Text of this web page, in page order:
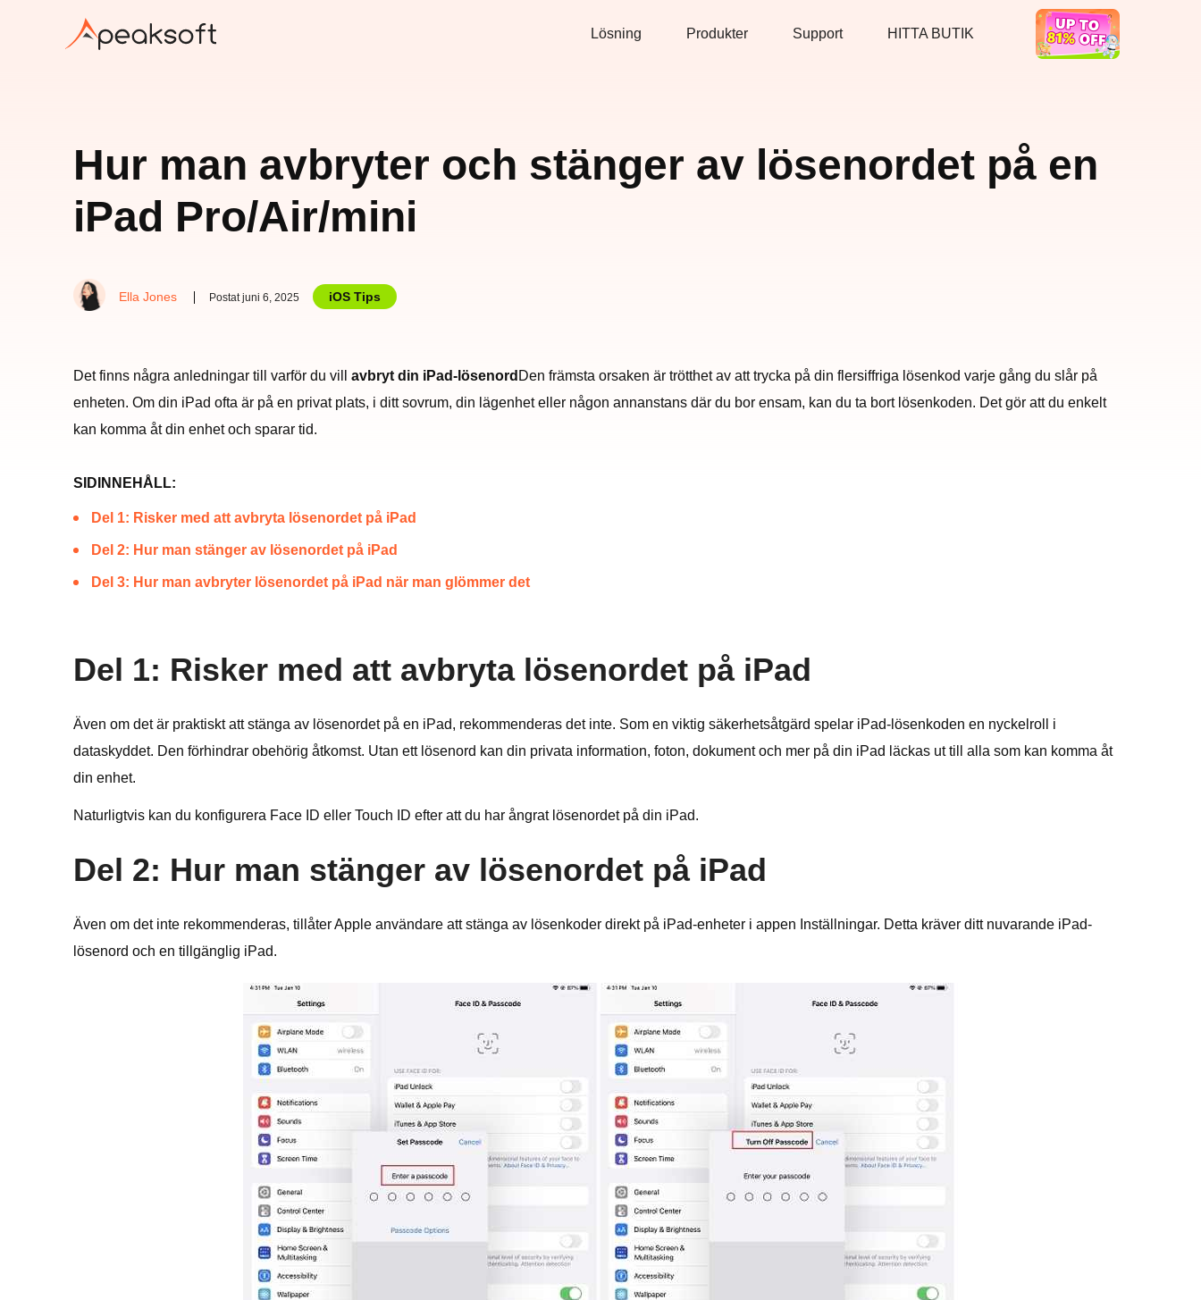
Lösning Produkter Support HITTA BUTIK
Hot Deal
Hur man avbryter och stänger av lösenordet på en
iPad Pro/Air/mini
Ella Jones Postat juni 6, 2025 iOS Tips
Det finns några anledningar till varför du vill avbryt din iPad-lösenord Den främsta orsaken är trötthet av att trycka på din flersiffriga lösenkod varje gång du slår på
enheten. Om din iPad ofta är på en privat plats, i ditt sovrum, din lägenhet eller någon annanstans där du bor ensam, kan du ta bort lösenkoden. Det gör att du enkelt
kan komma åt din enhet och sparar tid.
SIDINNEHÅLL:
Del 1: Risker med att avbryta lösenordet på iPad
Del 2: Hur man stänger av lösenordet på iPad
Del 3: Hur man avbryter lösenordet på iPad när man glömmer det
Del 1: Risker med att avbryta lösenordet på iPad
Även om det är praktiskt att stänga av lösenordet på en iPad, rekommenderas det inte. Som en viktig säkerhetsåtgärd spelar iPad-lösenkoden en nyckelroll i
dataskyddet. Den förhindrar obehörig åtkomst. Utan ett lösenord kan din privata information, foton, dokument och mer på din iPad läckas ut till alla som kan komma åt
din enhet.
Naturligtvis kan du konfigurera Face ID eller Touch ID efter att du har ångrat lösenordet på din iPad.
Del 2: Hur man stänger av lösenordet på iPad
Även om det inte rekommenderas, tillåter Apple användare att stänga av lösenkoder direkt på iPad-enheter i appen Inställningar. Detta kräver ditt nuvarande iPad-
lösenord och en tillgänglig iPad.